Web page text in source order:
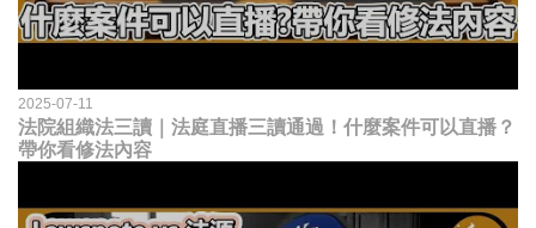
2025-07-11
法院組織法三讀｜法庭直播三讀通過！什麼案件可以直播？
帶你看修法內容